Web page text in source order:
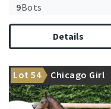
9Bots
Details
Lot 54 Chicago Girl
International performance
family